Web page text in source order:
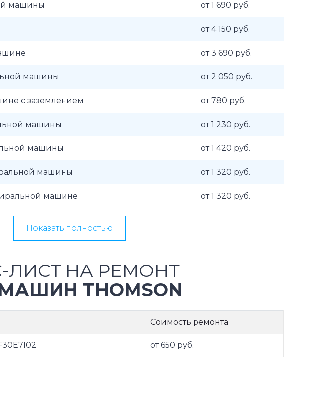
машины от 1 690 руб.
от 4 150 руб.
от 3 690 руб.
машины от 2 050 руб.
с заземлением от 780 руб.
машины от 1 230 руб.
машины от 1 420 руб.
машины от 1 320 руб.
машине от 1 320 руб.
Показать полностью
НА РЕМОНТ
THOMSON
Соимость ремонта
от 650 руб.